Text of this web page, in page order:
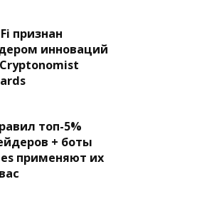
признан
инноваций
топ-5%
+ боты
применяют их